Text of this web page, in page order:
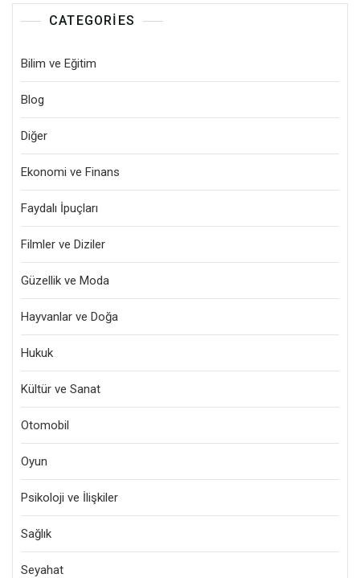
CATEGORIES
Bilim ve Eğitim
Blog
Diğer
Ekonomi ve Finans
Faydalı İpuçları
Filmler ve Diziler
Güzellik ve Moda
Hayvanlar ve Doğa
Hukuk
Kültür ve Sanat
Otomobil
Oyun
Psikoloji ve İlişkiler
Sağlık
Seyahat